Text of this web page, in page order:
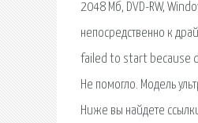
2048 Мб, DVD-RW,
непосредственно к
failed to start because
Не помогло. Модель
Ниже вы найдете